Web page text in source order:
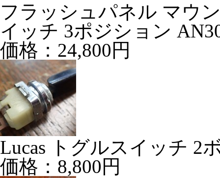
フラッシュパネル マウ
イッチ 3ポジション
価格：24,800円
Lucas トグルスイッチ 2
価格：8,800円